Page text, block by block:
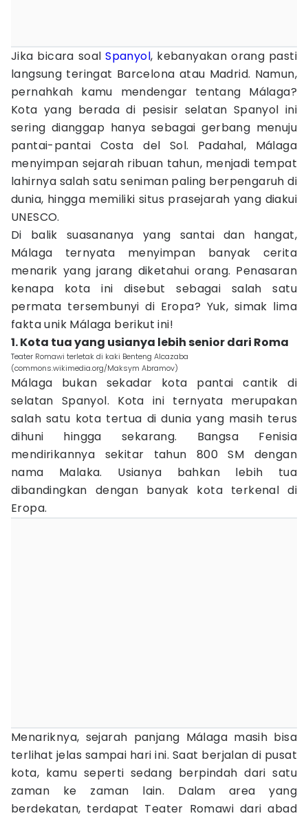
Jika bicara soalSpanyol, kebanyakan orang pasti
langsung teringat Barcelona atau Madrid. Namun,
pernahkah kamu mendengar tentang Málaga?
Kota yang berada di pesisir selatan Spanyol ini
sering dianggap hanya sebagai gerbang menuju
pantai-pantai Costa del Sol. Padahal, Málaga
menyimpan sejarah ribuan tahun, menjadi tempat
lahirnya salah satu seniman paling berpengaruh di
dunia, hingga memiliki situs prasejarah yang diakui
UNESCO.
Di balik suasananya yang santai dan hangat,
Málaga ternyata menyimpan banyak cerita
menarik yang jarang diketahui orang. Penasaran
kenapa kota ini disebut sebagai salah satu
permata tersembunyi di Eropa? Yuk, simak lima
fakta unik Málaga berikut ini!
1. Kota tua yang usianya lebih senior dari Roma
Teater Romawi terletak di kaki Benteng Alcazaba
(commons.wikimedia.org/Maksym Abramov)
Málaga bukan sekadar kota pantai cantik di
selatan Spanyol. Kota ini ternyata merupakan
salah satu kota tertua di dunia yang masih terus
dihuni hingga sekarang. Bangsa Fenisia
mendirikannya sekitar tahun 800 SM dengan
nama Malaka. Usianya bahkan lebih tua
dibandingkan dengan banyak kota terkenal di
Eropa.
Menariknya, sejarah panjang Málaga masih bisa
terlihat jelas sampai hari ini. Saat berjalan di pusat
kota, kamu seperti sedang berpindah dari satu
zaman ke zaman lain. Dalam area yang
berdekatan, terdapat Teater Romawi dari abad